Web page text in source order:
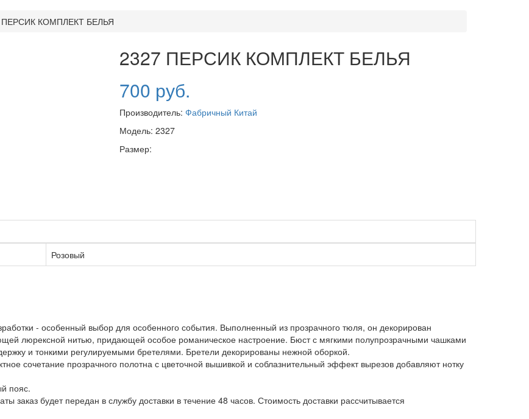
ПЕРСИК КОМПЛЕКТ БЕЛЬЯ
2327 ПЕРСИК КОМПЛЕКТ БЕЛЬЯ
700 руб.
Производитель: Фабричный Китай
Модель: 2327
Размер:
Розовый
- особенный выбор для особенного события. Выполненный из прозрачного тюля, он декорирован
люрексной нитью, придающей особое романическое настроение. Бюст с мягкими полупрозрачными чашками
и тонкими регулируемыми бретелями. Бретели декорированы нежной оборкой.
сочетание прозрачного полотна с цветочной вышивкой и соблазнительный эффект вырезов добавляют нотку
пояс.
заказ будет передан в службу доставки в течение 48 часов. Стоимость доставки рассчитывается